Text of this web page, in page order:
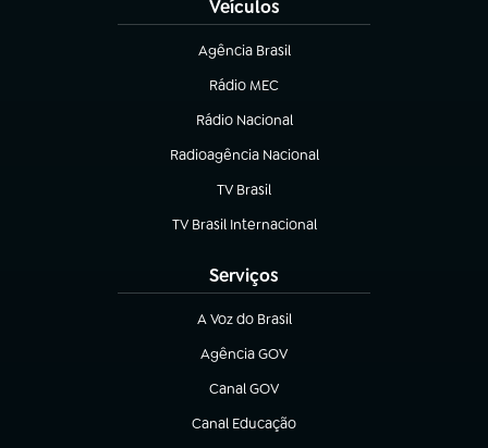
Veículos
Agência Brasil
(abre em nova aba)
Rádio MEC
Rádio Nacional
(abre em nova aba)
Radioagência Nacional
(abre em nova aba)
TV Brasil
(abre em nova aba)
TV Brasil Internacional
(abre em nova aba)
Serviços
A Voz do Brasil
(abre em nova aba)
Agência GOV
(abre em nova aba)
Canal GOV
(abre em nova aba)
Canal Educação
(abre em nova aba)